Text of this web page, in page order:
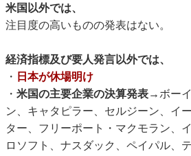
米国以外では、
注目度の高いものの発表はない。
経済指標及び要人発言以外では、
・ 日本が休場明け
・ 米国の主要企業の決算発表→ボー
ン、キャタピラー、セルジーン、イ
ター、フリーポート・マクモラン、
ロソフト、ナスダック、ペイパル、